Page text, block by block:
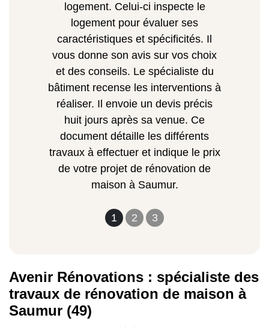
1 2 3
logement. Celui-ci inspecte le
logement pour évaluer ses
caractéristiques et spécificités. Il
vous donne son avis sur vos choix
et des conseils. Le spécialiste du
bâtiment recense les interventions à
réaliser. Il envoie un devis précis
huit jours après sa venue. Ce
document détaille les différents
travaux à effectuer et indique le prix
de votre projet de rénovation de
maison à Saumur.
Avenir Rénovations : spécialiste des
travaux de rénovation de maison à
Saumur (49)